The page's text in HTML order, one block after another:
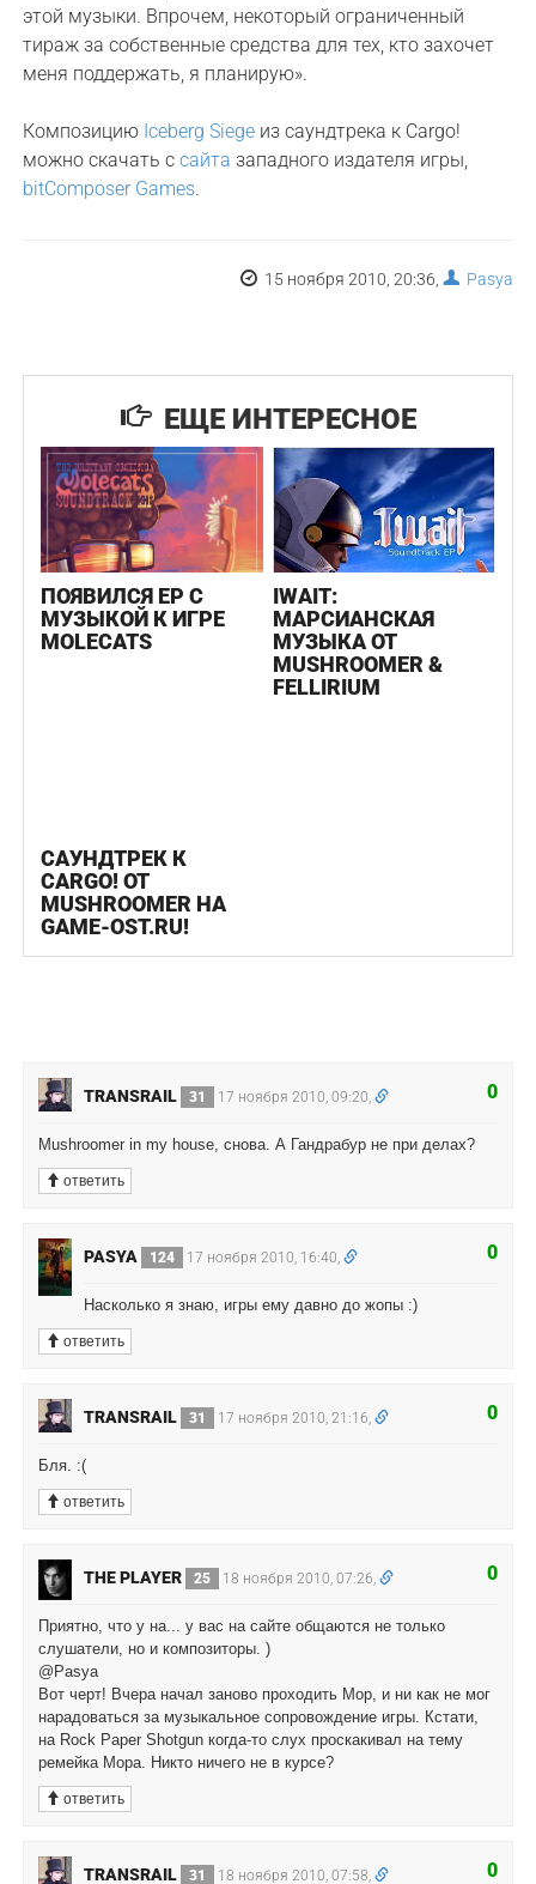
этой музыки. Впрочем, некоторый ограниченный
тираж за собственные средства для тех, кто захочет
меня поддержать, я планирую».
Композицию Iceberg Siege из саундтрека к Cargo!
можно скачать ссайта западного издателя игры,
bitComposer Games.
15 ноября 2010, 20:36, Pasya
ЕЩЕ ИНТЕРЕСНОЕ
ПОЯВИЛСЯ EP С
МУЗЫКОЙ К ИГРЕ
MOLECATS
IWAIT:
МАРСИАНСКАЯ
МУЗЫКА ОТ
MUSHROOMER &
FELLIRIUM
САУНДТРЕК К
CARGO! ОТ
MUSHROOMER НА
GAME-OST.RU!
0
TRANSRAIL 31 17 ноября 2010, 09:20,
Mushroomer in my house, снова. А Гандрабур не при делах?
ответить
0
PASYA 124 17 ноября 2010, 16:40,
Насколько я знаю, игры ему давно до жопы :)
ответить
0
TRANSRAIL 31 17 ноября 2010, 21:16,
Бля. :(
ответить
0
THE PLAYER 25 18 ноября 2010, 07:26,
Приятно, что у на... у вас на сайте общаются не только
слушатели, но и композиторы. )
@Pasya
Вот черт! Вчера начал заново проходить Мор, и ни как не мог
нарадоваться за музыкальное сопровождение игры. Кстати,
на Rock Paper Shotgun когда-то слух проскакивал на тему
ремейка Мора. Никто ничего не в курсе?
ответить
0
TRANSRAIL 31 18 ноября 2010, 07:58,